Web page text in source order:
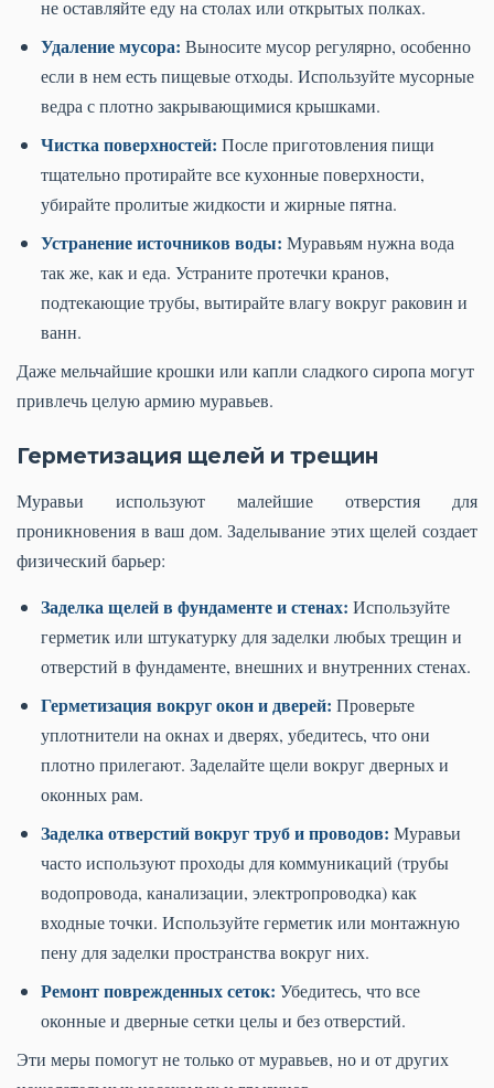
не оставляйте еду на столах или открытых полках.
Удаление мусора: Выносите мусор регулярно, особенно
если в нем есть пищевые отходы. Используйте мусорные
ведра с плотно закрывающимися крышками.
Чистка поверхностей: После приготовления пищи
тщательно протирайте все кухонные поверхности,
убирайте пролитые жидкости и жирные пятна.
Устранение источников воды: Муравьям нужна вода
так же, как и еда. Устраните протечки кранов,
подтекающие трубы, вытирайте влагу вокруг раковин и
ванн.
Даже мельчайшие крошки или капли сладкого сиропа могут
привлечь целую армию муравьев.
Герметизация щелей и трещин
Муравьи используют малейшие отверстия для
проникновения в ваш дом. Заделывание этих щелей создает
физический барьер:
Заделка щелей в фундаменте и стенах: Используйте
герметик или штукатурку для заделки любых трещин и
отверстий в фундаменте, внешних и внутренних стенах.
Герметизация вокруг окон и дверей: Проверьте
уплотнители на окнах и дверях, убедитесь, что они
плотно прилегают. Заделайте щели вокруг дверных и
оконных рам.
Заделка отверстий вокруг труб и проводов: Муравьи
часто используют проходы для коммуникаций (трубы
водопровода, канализации, электропроводка) как
входные точки. Используйте герметик или монтажную
пену для заделки пространства вокруг них.
Ремонт поврежденных сеток: Убедитесь, что все
оконные и дверные сетки целы и без отверстий.
Эти меры помогут не только от муравьев, но и от других